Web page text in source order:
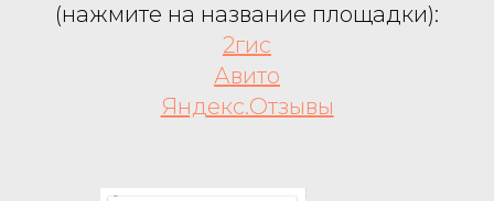
(нажмите на название площадки):
2гис
Авито
Яндекс.Отзывы